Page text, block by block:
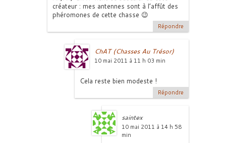
créateur : mes antennes sont à l’affût des
phéromones de cette chasse 😉
Répondre
ChAT (Chasses Au Trésor)
10 mai 2011 à 11 h 03 min
Cela reste bien modeste !
Répondre
saintex
10 mai 2011 à 14 h 58
min